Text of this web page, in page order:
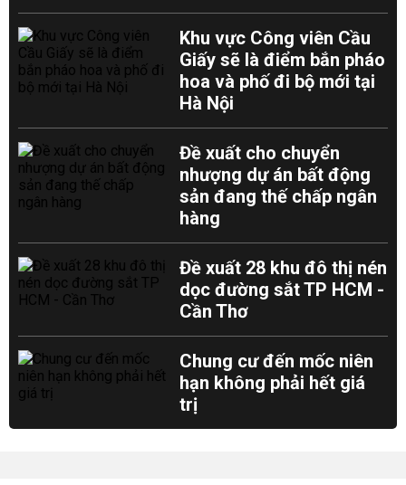
Khu vực Công viên Cầu
Giấy sẽ là điểm bắn pháo
hoa và phố đi bộ mới tại
Hà Nội
Đề xuất cho chuyển
nhượng dự án bất động
sản đang thế chấp ngân
hàng
Đề xuất 28 khu đô thị nén
dọc đường sắt TP HCM -
Cần Thơ
Chung cư đến mốc niên
hạn không phải hết giá
trị